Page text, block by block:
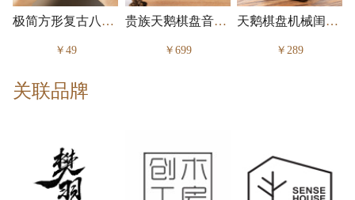
极简方形复古八音盒
￥49
贵族天鹅棋盘音乐盒
￥699
天鹅棋盘机械闺蜜音乐盒
￥289
关联品牌